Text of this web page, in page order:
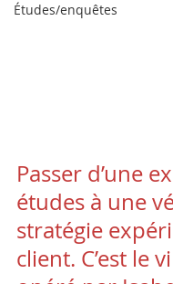
Études/enquêtes
Passer d’une
études à une
stratégie
client. C’est le